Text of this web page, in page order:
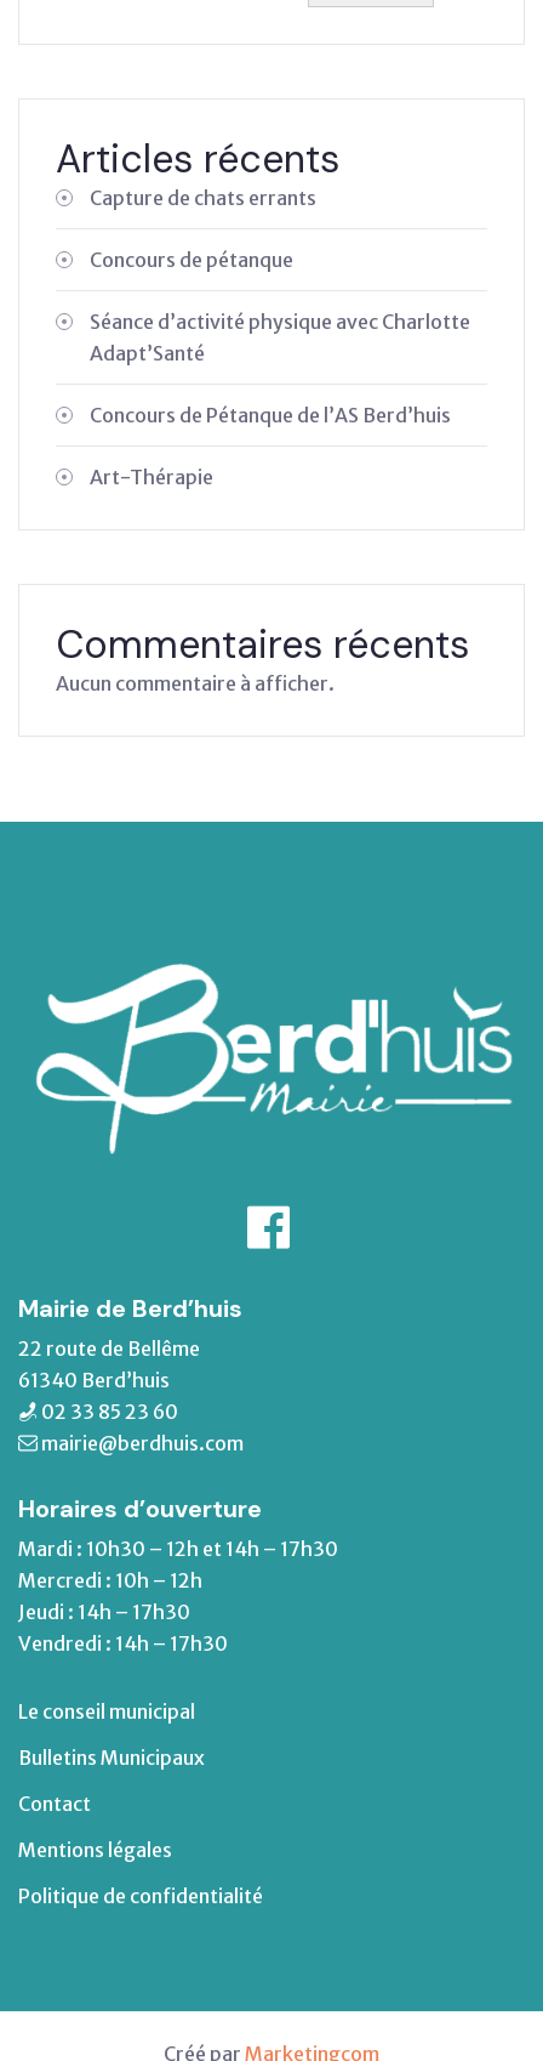
Articles récents
Capture de chats errants
Concours de pétanque
Séance d’activité physique avec Charlotte
Adapt’Santé
Concours de Pétanque de l’AS Berd’huis
Art-Thérapie
Commentaires récents
Aucun commentaire à afficher.
Mairie de Berd’huis
22 route de Bellême
61340 Berd’huis
02 33 85 23 60
mairie@berdhuis.com
Horaires d’ouverture
Mardi : 10h30 – 12h et 14h – 17h30
Mercredi : 10h – 12h
Jeudi : 14h – 17h30
Vendredi : 14h – 17h30
Le conseil municipal
Bulletins Municipaux
Contact
Mentions légales
Politique de confidentialité
Créé par Marketingcom